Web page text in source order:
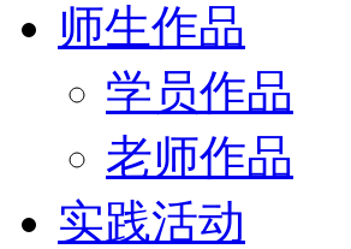
师生作品
学员作品
老师作品
实践活动